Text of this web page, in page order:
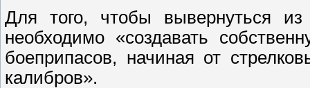
Для того, чтобы вывернуться
необходимо «создавать
боеприпасов, начиная от
калибров».